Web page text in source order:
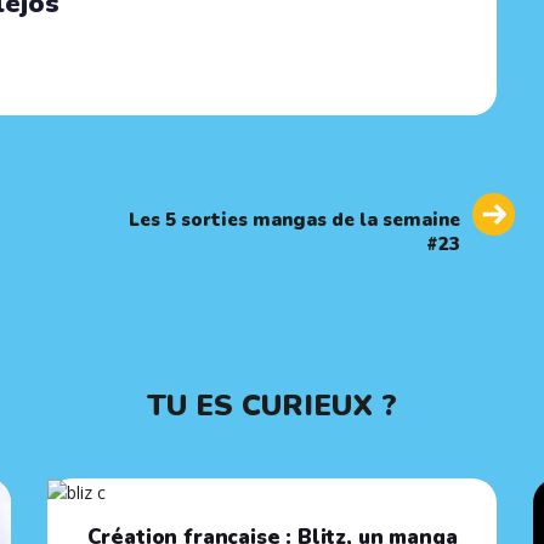
Article
Les 5 sorties mangas de la semaine
#23
TU ES CURIEUX ?
Création française : Blitz, un manga